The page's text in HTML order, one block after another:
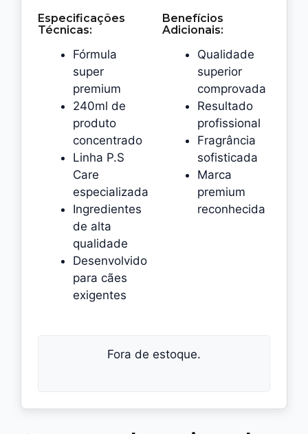
Especificações
Técnicas:
Fórmula
super
premium
240ml de
produto
concentrado
Linha P.S
Care
especializada
Ingredientes
de alta
qualidade
Desenvolvido
para cães
exigentes
Benefícios
Adicionais:
Qualidade
superior
comprovada
Resultado
profissional
Fragrância
sofisticada
Marca
premium
reconhecida
Fora de estoque.